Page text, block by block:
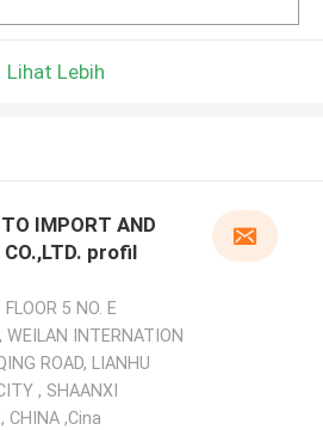
Lihat Lebih
IMPORT AND
CO.,LTD. profil
5 NO. E
WEILAN INTERNATION
ROAD, LIANHU
, SHAANXI
CHINA ,Cina